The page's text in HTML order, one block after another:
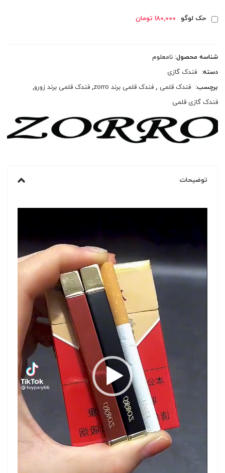
حک لوگو 180,000 تومان
شناسه محصول:نامعلوم
دسته: فندک گازی
برچسب: فندک قلمی ,فندک قلمی برند zorro ,فندک قلمی برند زورو,
فندک گازی قلمی
توضیحات